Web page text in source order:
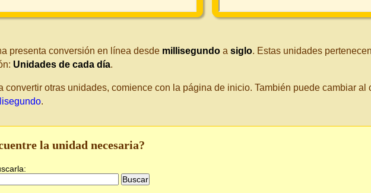
presenta conversión en línea desde millisegundo a siglo. Estas unidades
Unidades de cada día.
convertir otras unidades, comience con la página de inicio. También puede cambiar al
.
la unidad necesaria?